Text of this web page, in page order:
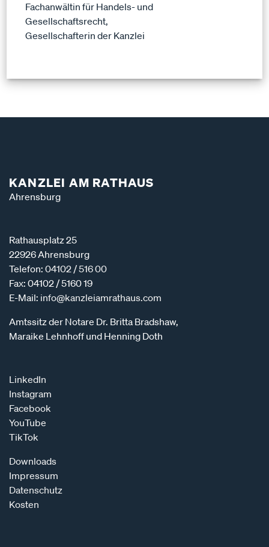
Fachanwältin für Handels- und
Gesellschaftsrecht,
Gesellschafterin der Kanzlei
KANZLEI AM RATHAUS
Ahrensburg
Rathausplatz 25
22926 Ahrensburg
Telefon: 04102 / 516 00
Fax: 04102 / 5160 19
E-Mail: info@kanzleiamrathaus.com
Amtssitz der Notare Dr. Britta Bradshaw,
Maraike Lehnhoff und Henning Doth
LinkedIn
Instagram
Facebook
YouTube
TikTok
Downloads
Impressum
Datenschutz
Kosten